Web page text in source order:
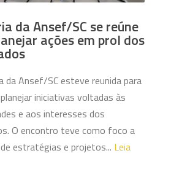
da Ansef/SC se reúne
ações em prol dos
da Ansef/SC esteve reunida para
iniciativas voltadas às
e aos interesses dos
O encontro teve como foco a
estratégias e projetos... Leia